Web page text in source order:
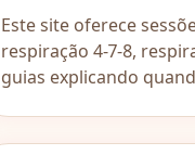
Este site oferece
respiração 4-7-8,
guias explicando